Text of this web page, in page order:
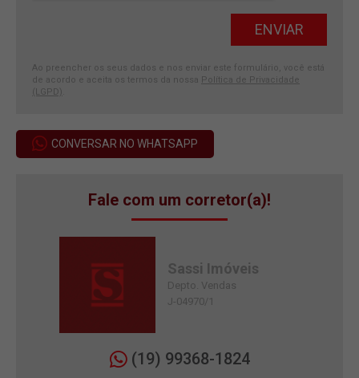
Ao preencher os seus dados e nos enviar este formulário, você está
de acordo e aceita os termos da nossa Política de Privacidade
(LGPD)
CONVERSAR NO WHATSAPP
Fale com um corretor(a)!
Sassi Imóveis
Depto. Vendas
J-04970/1
(19) 99368-1824